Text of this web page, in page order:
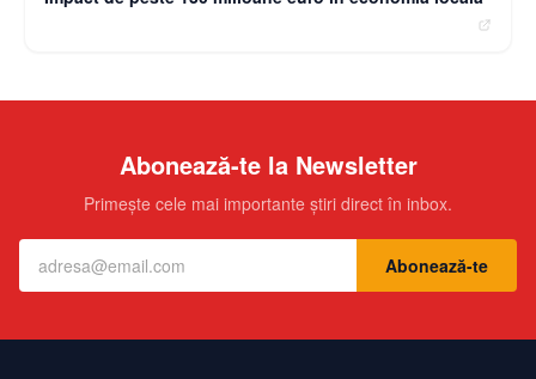
Abonează-te la Newsletter
Primește cele mai importante știri direct în inbox.
Abonează-te